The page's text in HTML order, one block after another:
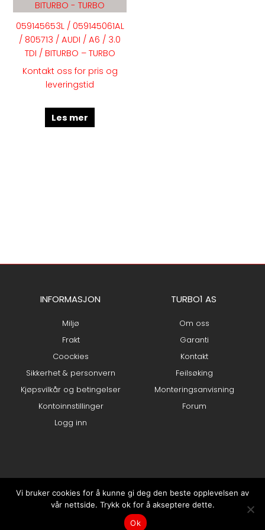
059145653L / 059145061AL
/ 805713 / AUDI / A6 / 3.0
TDI / BITURBO – TURBO
Kontakt oss for pris og
leveringstid
Les mer
INFORMASJON
Miljø
Frakt
Coockies
Sikkerhet & personvern
Kjøpsvilkår og betingelser
Kontoinnstillinger
Logg inn
TURBO1 AS
Om oss
Garanti
Kontakt
Feilsøking
Monteringsanvisning
Forum
Hjem
Vi bruker cookies for å kunne gi deg den beste opplevelsen av
vår nettside. Trykk ok for å akseptere dette.
Ok